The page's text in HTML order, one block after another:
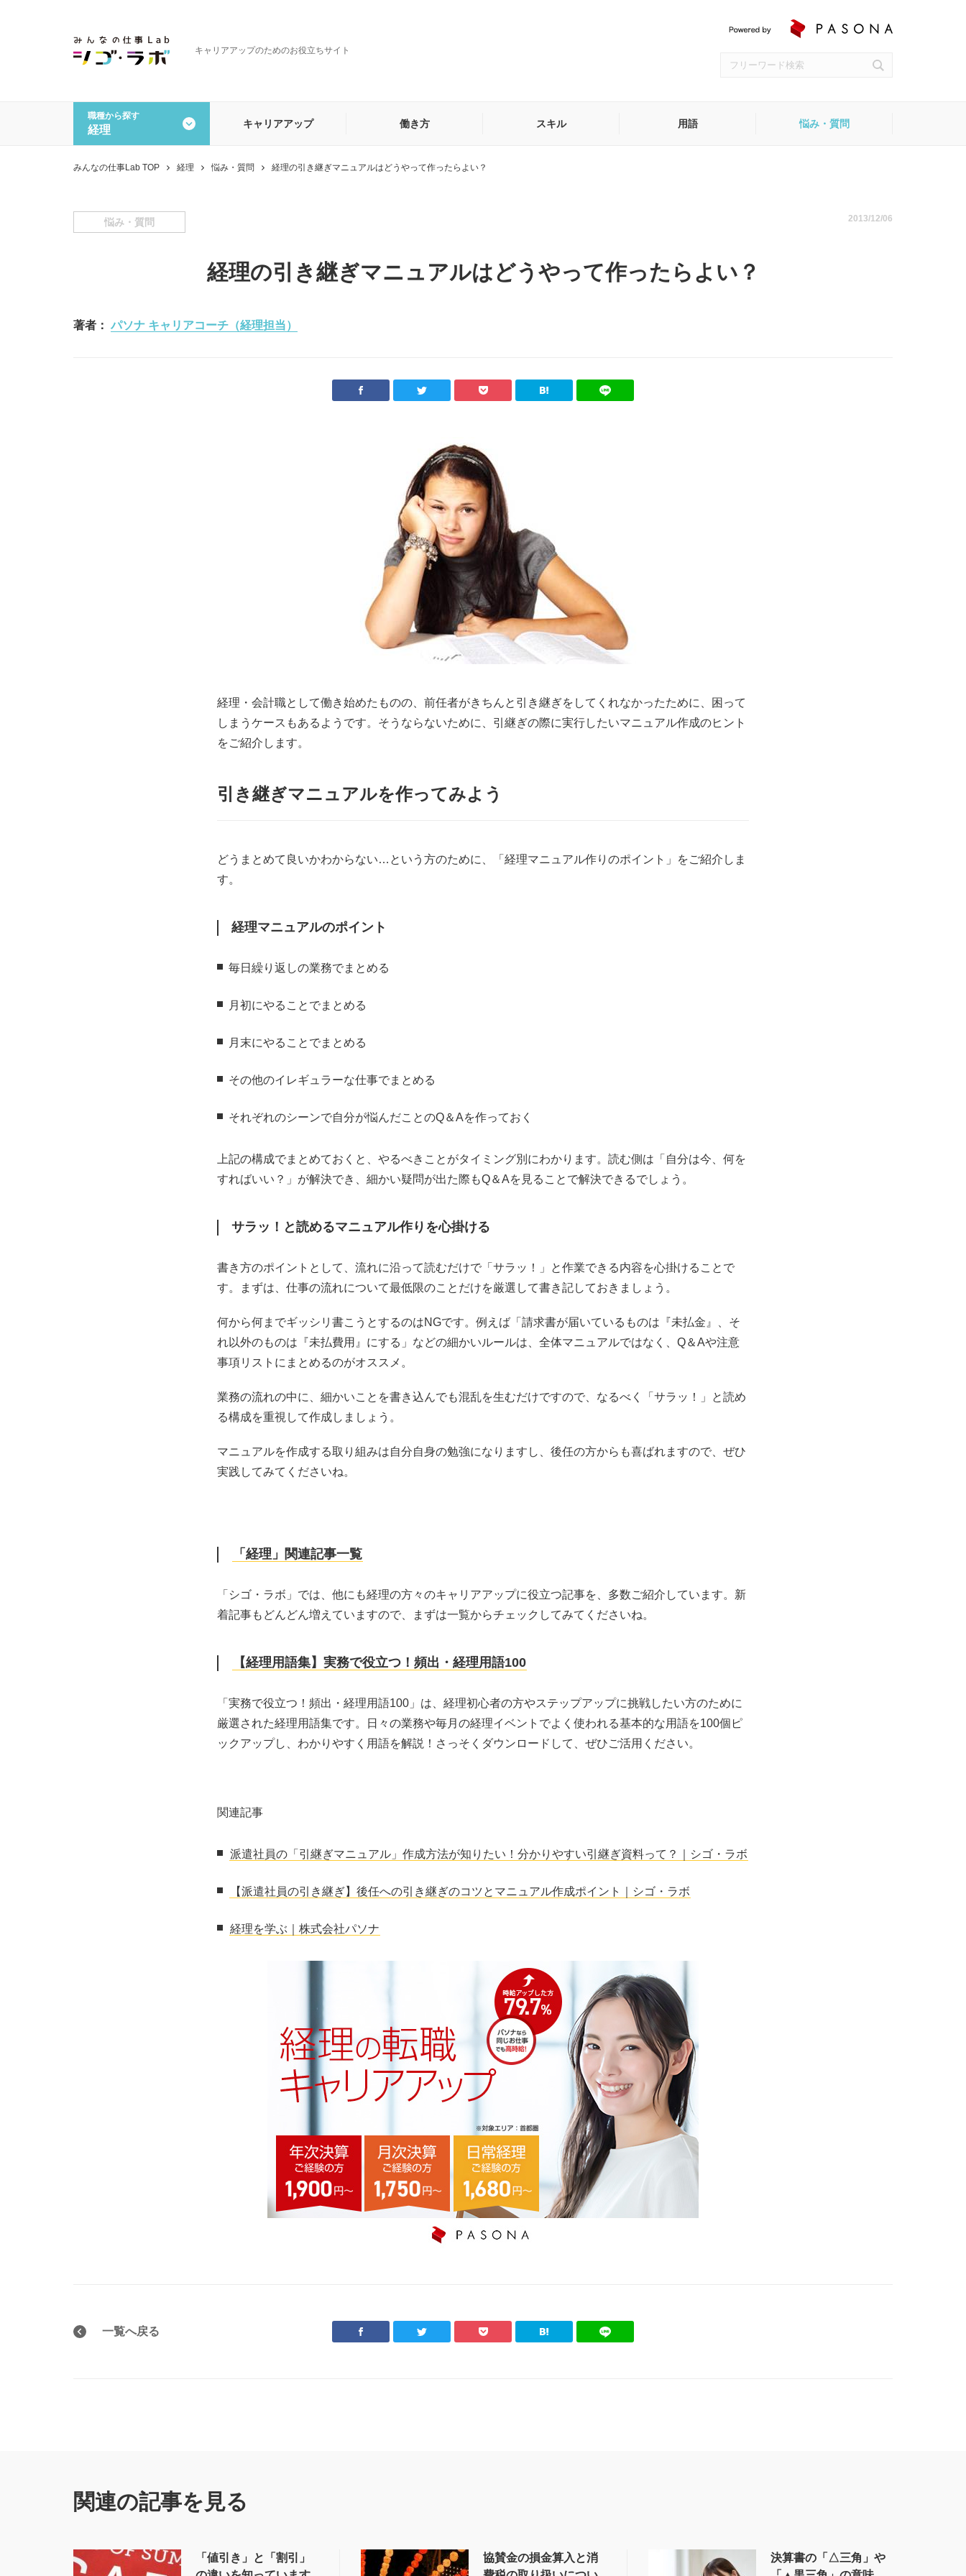
キャリアアップのためのお役立ちサイト
職種から探す
経理
一般事務・営業事務 経理 貿易・海外営業事務
キャリアアップ 働き方 スキル 用語 悩み・質問
みんなの仕事Lab TOP 経理 悩み・質問 経理の引き継ぎマニュアルはどうやって作ったらよい？
悩み・質問 2013/12/06
経理の引き継ぎマニュアルはどうやって作ったらよい？
著者： パソナ キャリアコーチ（経理担当）
経理・会計職として働き始めたものの、前任者がきちんと引き継ぎをしてくれなかったために、困って
しまうケースもあるようです。そうならないために、引継ぎの際に実行したいマニュアル作成のヒント
をご紹介します。
引き継ぎマニュアルを作ってみよう
どうまとめて良いかわからない…という方のために、「経理マニュアル作りのポイント」をご紹介しま
す。
経理マニュアルのポイント
毎日繰り返しの業務でまとめる
月初にやることでまとめる
月末にやることでまとめる
その他のイレギュラーな仕事でまとめる
それぞれのシーンで自分が悩んだことのQ＆Aを作っておく
上記の構成でまとめておくと、やるべきことがタイミング別にわかります。読む側は「自分は今、何を
すればいい？」が解決でき、細かい疑問が出た際もQ＆Aを見ることで解決できるでしょう。
サラッ！と読めるマニュアル作りを心掛ける
書き方のポイントとして、流れに沿って読むだけで「サラッ！」と作業できる内容を心掛けることで
す。まずは、仕事の流れについて最低限のことだけを厳選して書き記しておきましょう。
何から何までギッシリ書こうとするのはNGです。例えば「請求書が届いているものは『未払金』、そ
れ以外のものは『未払費用』にする」などの細かいルールは、全体マニュアルではなく、Q＆Aや注意
事項リストにまとめるのがオススメ。
業務の流れの中に、細かいことを書き込んでも混乱を生むだけですので、なるべく「サラッ！」と読め
る構成を重視して作成しましょう。
マニュアルを作成する取り組みは自分自身の勉強になりますし、後任の方からも喜ばれますので、ぜひ
実践してみてくださいね。
「経理」関連記事一覧
「シゴ・ラボ」では、他にも経理の方々のキャリアアップに役立つ記事を、多数ご紹介しています。新
着記事もどんどん増えていますので、まずは一覧からチェックしてみてくださいね。
【経理用語集】実務で役立つ！頻出・経理用語100
「実務で役立つ！頻出・経理用語100」は、経理初心者の方やステップアップに挑戦したい方のために
厳選された経理用語集です。日々の業務や毎月の経理イベントでよく使われる基本的な用語を100個ピ
ックアップし、わかりやすく用語を解説！さっそくダウンロードして、ぜひご活用ください。
関連記事
派遣社員の「引継ぎマニュアル」作成方法が知りたい！分かりやすい引継ぎ資料って？｜シゴ・ラボ
【派遣社員の引き継ぎ】後任への引き継ぎのコツとマニュアル作成ポイント｜シゴ・ラボ
経理を学ぶ｜株式会社パソナ
一覧へ戻る
関連の記事を見る
「値引き」と「割引」
協賛金の損金算入と消
決算書の「△三角」や